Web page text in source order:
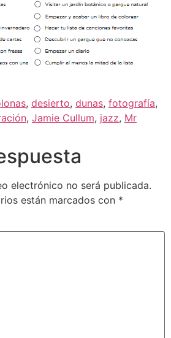
, desierto, dunas, fotografía,
, Jamie Cullum, jazz, Mr
electrónico no será publicada.
están marcados con *